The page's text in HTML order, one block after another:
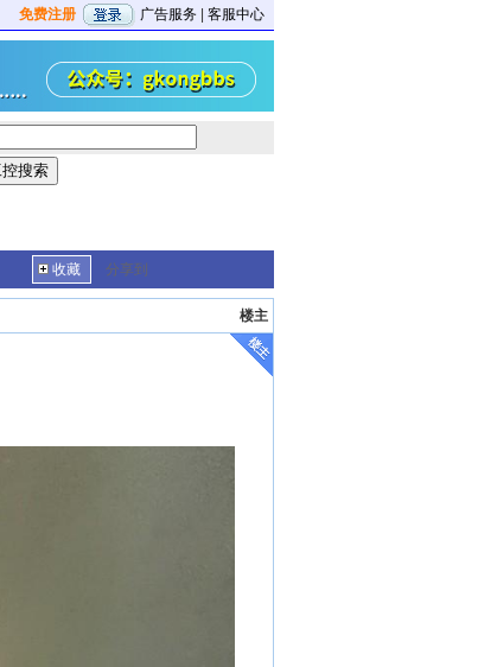
免费注册 广告服务 客服中心
收藏 分享到
楼主